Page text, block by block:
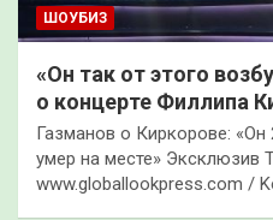
ШОУБИЗ
«Он так от этого
о концерте Филлипа
Газманов о Киркорове: «Он
умер на месте» Эксклюзив
www.globallookpress.com /